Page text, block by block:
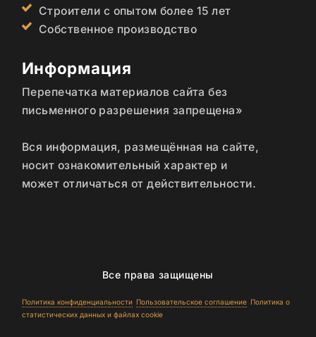
Строители с опытом более 15 лет
Собственное производство
Информация
Перепечатка материалов сайта без
письменного разрешения запрещена»
Вся информация, размещённая на сайте,
носит ознакомительный характер и
может отличаться от действительности.
Все права защищены
Политика конфиденциальности Пользовательское соглашение Политика о
статистических данных и файлах cookie